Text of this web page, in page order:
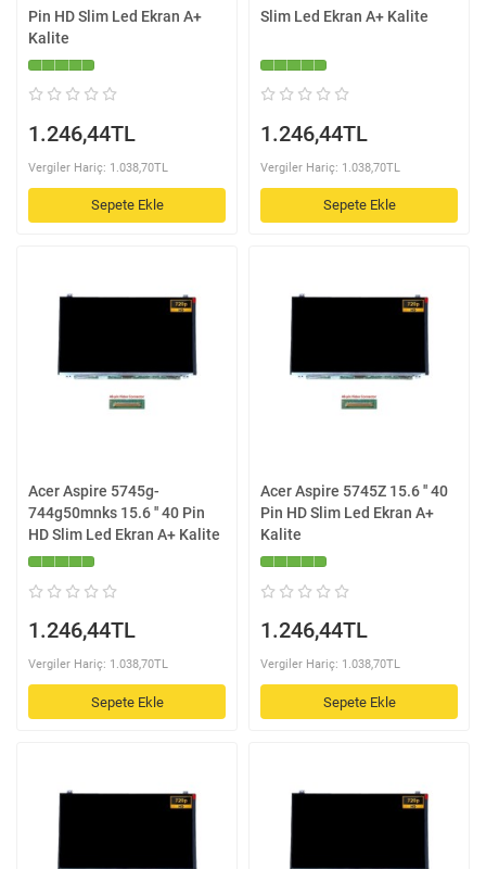
Pin HD Slim Led Ekran A+
Kalite
1.246,44TL
Vergiler Hariç: 1.038,70TL
Sepete Ekle
Slim Led Ekran A+ Kalite
1.246,44TL
Vergiler Hariç: 1.038,70TL
Sepete Ekle
Acer Aspire 5745g-
744g50mnks 15.6 '' 40 Pin
HD Slim Led Ekran A+ Kalite
1.246,44TL
Vergiler Hariç: 1.038,70TL
Sepete Ekle
Acer Aspire 5745Z 15.6 '' 40
Pin HD Slim Led Ekran A+
Kalite
1.246,44TL
Vergiler Hariç: 1.038,70TL
Sepete Ekle